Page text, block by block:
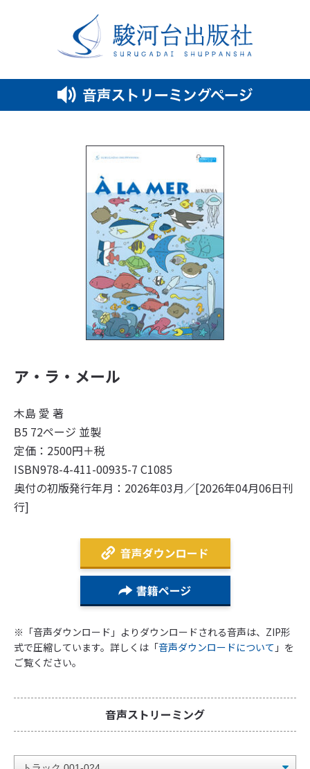
ア・ラ・メール
木島 愛 著
B5 72ページ 並製
定価：2500円＋税
ISBN978-4-411-00935-7 C1085
奥付の初版発行年月：2026年03月／[2026年04月06日刊
行]
※「音声ダウンロード」よりダウンロードされる音声は、ZIP形
式で圧縮しています。詳しくは「音声ダウンロードについて 」を
ご覧ください。
音声ストリーミング